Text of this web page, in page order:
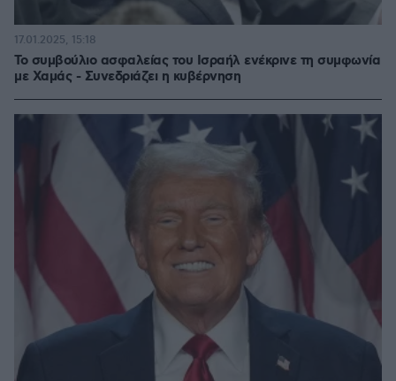
Το συμβούλιο ασφαλείας του Ισραήλ ενέκρινε τη συμφωνία
με Χαμάς - Συνεδριάζει η κυβέρνηση
17.01.2025, 15:18